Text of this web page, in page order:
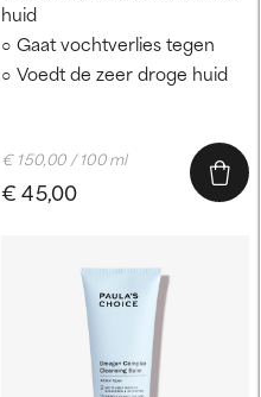
huid
Gaat vochtverlies tegen
Voedt de zeer droge huid
€ 45,00
€ 150,00 / 100 ml